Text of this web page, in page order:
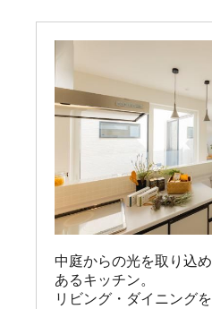
中庭からの光を取り込
あるキッチン。
リビング・ダイニング